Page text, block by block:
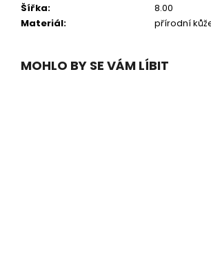
Šířka:
8.00
Materiál: přírodní
MOHLO BY SE VÁM LÍBIT